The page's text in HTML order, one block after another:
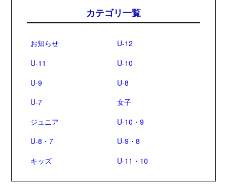
カテゴリ一覧
お知らせ
U-12
U-11
U-10
U-9
U-8
U-7
女子
ジュニア
U-10・9
U-8・7
U-9・8
キッズ
U-11・10